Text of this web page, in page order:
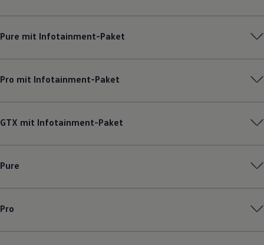
Vorgängermodelle
Assistenzsysteme
Lifestyle
Transport
Pure mit Infotainment-Paket
Pro mit Infotainment-Paket
GTX mit Infotainment-Paket
Pure
Pro